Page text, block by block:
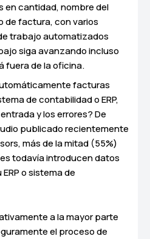
en cantidad, nombre del
de factura, con varios
trabajo automatizados
siga avanzando incluso
fuera de la oficina.
facturas
de contabilidad o ERP,
y los errores? De
publicado recientemente
, más de la mitad (55%)
todavía introducen datos
o sistema de
a la mayor parte
el proceso de